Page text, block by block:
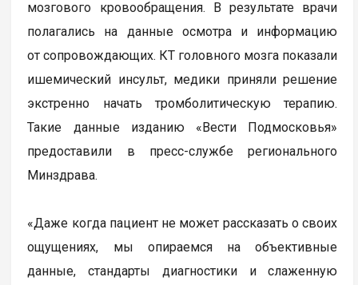
мозгового кровообращения. В результате врачи
полагались на данные осмотра и информацию
от сопровождающих. КТ головного мозга показали
ишемический инсульт, медики приняли решение
экстренно начать тромболитическую терапию.
Такие данные изданию «Вести Подмосковья»
предоставили в пресс-службе регионального
Минздрава.
«Даже когда пациент не может рассказать о своих
ощущениях, мы опираемся на объективные
данные, стандарты диагностики и слаженную